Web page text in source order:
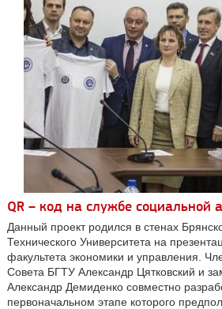
QR – код на службе социальной
Данный проект родился в стенах
Технического Университета на
факультета экономики и управления.
Совета БГТУ Александр Цятковский и
Александр Демиденко совместно
первоначальном этапе которого